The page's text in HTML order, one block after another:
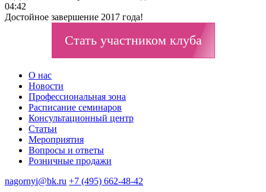
04:42
Достойное завершение 2017 года!
Стать участником клуба
О нас
Новости
Профессиональная зона
Расписание семинаров
Консультационный центр
Статьи
Мероприятия
Вопросы и ответы
Розничные продажи
nagornyi@bk.ru +7 (495) 662-48-42